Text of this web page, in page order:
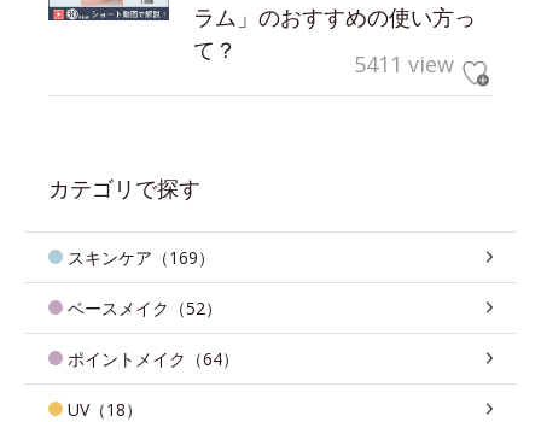
ラム」のおすすめの使い方っ
て？
5411 view
カテゴリで探す
スキンケア（169）
ベースメイク（52）
ポイントメイク（64）
UV（18）